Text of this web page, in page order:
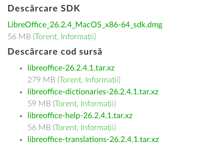
Descărcare SDK
LibreOffice_26.2.4_MacOS_x86-64_sdk.dmg
56 MB (Torent, Informații)
Descărcare cod sursă
libreoffice-26.2.4.1.tar.xz
279 MB (Torent, Informații)
libreoffice-dictionaries-26.2.4.1.tar.xz
59 MB (Torent, Informații)
libreoffice-help-26.2.4.1.tar.xz
56 MB (Torent, Informații)
libreoffice-translations-26.2.4.1.tar.xz